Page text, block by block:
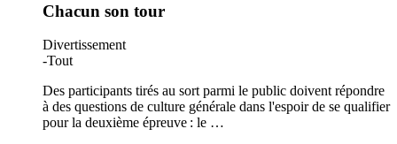
Chacun son tour
Divertissement
-Tout
Des participants tirés au sort parmi le public doivent répondre
à des questions de culture générale dans l'espoir de se qualifier
pour la deuxième épreuve : le …